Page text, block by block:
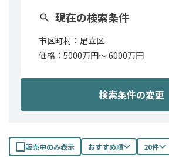
現在の検索条件
市区町村： 足立区
価格： 5000万円〜6000万円
検索条件の変更
販売中のみ表示 おすすめ順 20件